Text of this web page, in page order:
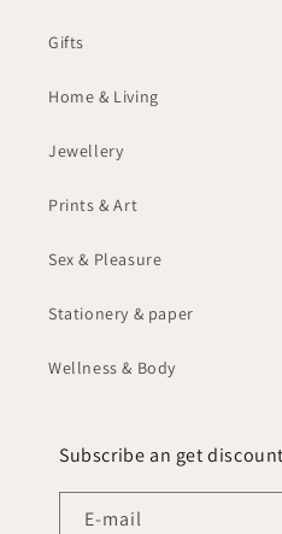
Gifts
Home & Living
Jewellery
Prints & Art
Sex & Pleasure
Stationery & paper
Wellness & Body
Subscribe an get
E‑mail